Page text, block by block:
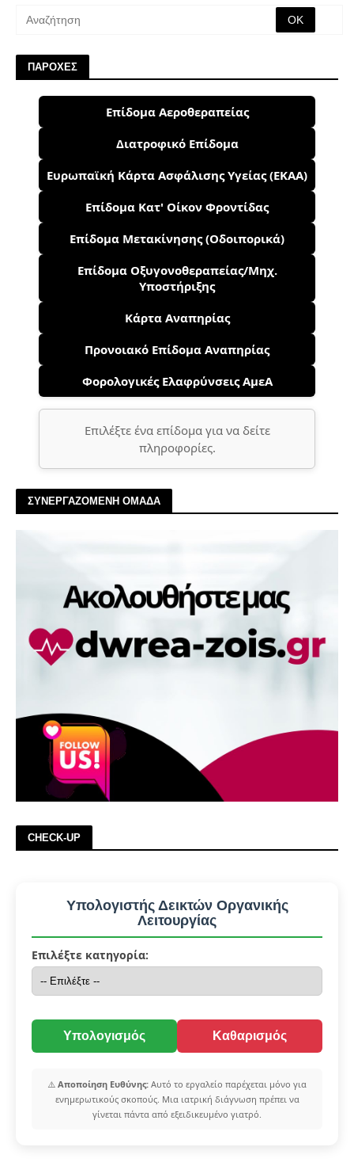
ΠΑΡΟΧΕΣ
Επίδομα Αεροθεραπείας
Διατροφικό Επίδομα
Ευρωπαϊκή Κάρτα Ασφάλισης Υγείας (ΕΚΑΑ)
Επίδομα Κατ' Οίκον Φροντίδας
Επίδομα Μετακίνησης (Οδοιπορικά)
Επίδομα Οξυγονοθεραπείας/Μηχ.
Υποστήριξης
Κάρτα Αναπηρίας
Προνοιακό Επίδομα Αναπηρίας
Φορολογικές Ελαφρύνσεις ΑμεΑ
Επιλέξτε ένα επίδομα για να δείτε
πληροφορίες.
ΣΥΝΕΡΓΑΖΟΜΕΝΗ ΟΜΑΔΑ
CHECK-UP
Υπολογιστής Δεικτών Οργανικής
Λειτουργίας
Επιλέξτε κατηγορία:
Υπολογισμός Καθαρισμός
⚠️ Αποποίηση Ευθύνης: Αυτό το εργαλείο παρέχεται μόνο για
ενημερωτικούς σκοπούς. Μια ιατρική διάγνωση πρέπει να
γίνεται πάντα από εξειδικευμένο γιατρό.